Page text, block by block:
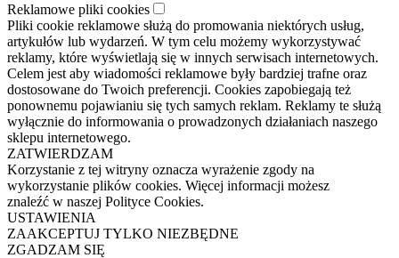
Reklamowe pliki cookies
Pliki cookie reklamowe służą do promowania niektórych usług,
artykułów lub wydarzeń. W tym celu możemy wykorzystywać
reklamy, które wyświetlają się w innych serwisach internetowych.
Celem jest aby wiadomości reklamowe były bardziej trafne oraz
dostosowane do Twoich preferencji. Cookies zapobiegają też
ponownemu pojawianiu się tych samych reklam. Reklamy te służą
wyłącznie do informowania o prowadzonych działaniach naszego
sklepu internetowego.
ZATWIERDZAM
Korzystanie z tej witryny oznacza wyrażenie zgody na
wykorzystanie plików cookies. Więcej informacji możesz
znaleźć w naszej Polityce Cookies.
USTAWIENIA
ZAAKCEPTUJ TYLKO NIEZBĘDNE
ZGADZAM SIĘ